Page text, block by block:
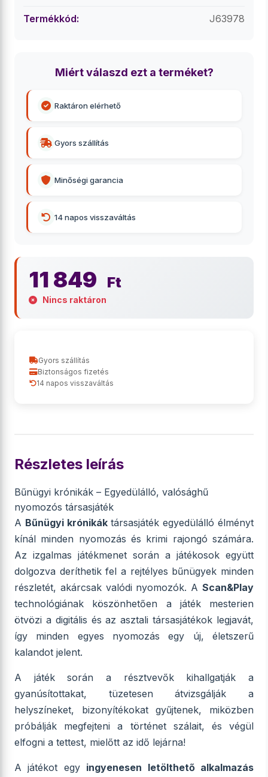
Termékkód: J63978
Miért válaszd ezt a terméket?
Raktáron elérhető
Gyors szállítás
Minőségi garancia
14 napos visszaváltás
11 849 Ft
Nincs raktáron
Gyors szállítás
Biztonságos fizetés
14 napos visszaváltás
Részletes leírás
Bűnügyi krónikák – Egyedülálló, valósághű
nyomozós társasjáték
A Bűnügyi krónikáktársasjáték egyedülálló élményt
kínál minden nyomozás és krimi rajongó számára.
Az izgalmas játékmenet során a játékosok együtt
dolgozva deríthetik fel a rejtélyes bűnügyek minden
részletét, akárcsak valódi nyomozók. A Scan&Play
technológiának köszönhetően a játék mesterien
ötvözi a digitális és az asztali társasjátékok legjavát,
így minden egyes nyomozás egy új, életszerű
kalandot jelent.
A játék során a résztvevők kihallgatják a
gyanúsítottakat, tüzetesen átvizsgálják a
helyszíneket, bizonyítékokat gyűjtenek, miközben
próbálják megfejteni a történet szálait, és végül
elfogni a tettest, mielőtt az idő lejárna!
A játékot egy ingyenesen letölthető alkalmazás